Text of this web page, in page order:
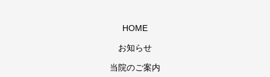
HOME
お知らせ
当院のご案内